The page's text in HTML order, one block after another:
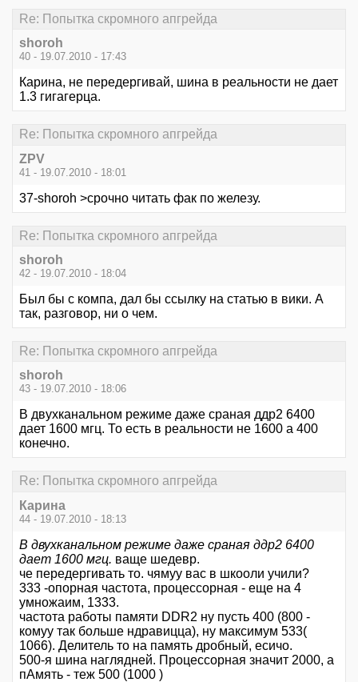
Re: Попытка скромного апгрейда
shoroh
40 - 19.07.2010 - 17:43
Карина, не передергивай, шина в реальности не дает
1.3 гигагерца.
Re: Попытка скромного апгрейда
ZPV
41 - 19.07.2010 - 18:01
37-shoroh >срочно читать фак по железу.
Re: Попытка скромного апгрейда
shoroh
42 - 19.07.2010 - 18:04
Был бы с компа, дал бы ссылку на статью в вики. А
так, разговор, ни о чем.
Re: Попытка скромного апгрейда
shoroh
43 - 19.07.2010 - 18:06
В двухканальном режиме даже сраная ддр2 6400
дает 1600 мгц. То есть в реальности не 1600 а 400
конечно.
Re: Попытка скромного апгрейда
Карина
44 - 19.07.2010 - 18:13
В двухканальном режиме даже сраная ддр2 6400
дает 1600 мгц. ваще шедевр.
че передергивать то. чямуу вас в шкооли учили?
333 -опорная частота, процессорная - еще на 4
умножаим, 1333.
частота работы памяти DDR2 ну пусть 400 (800 -
комуу так больше ндравицца), ну максимум 533(
1066). Делитель то на память дробный, есичо.
500-я шина наглядней. Процессорная значит 2000, а
пАмять - теж 500 (1000 )